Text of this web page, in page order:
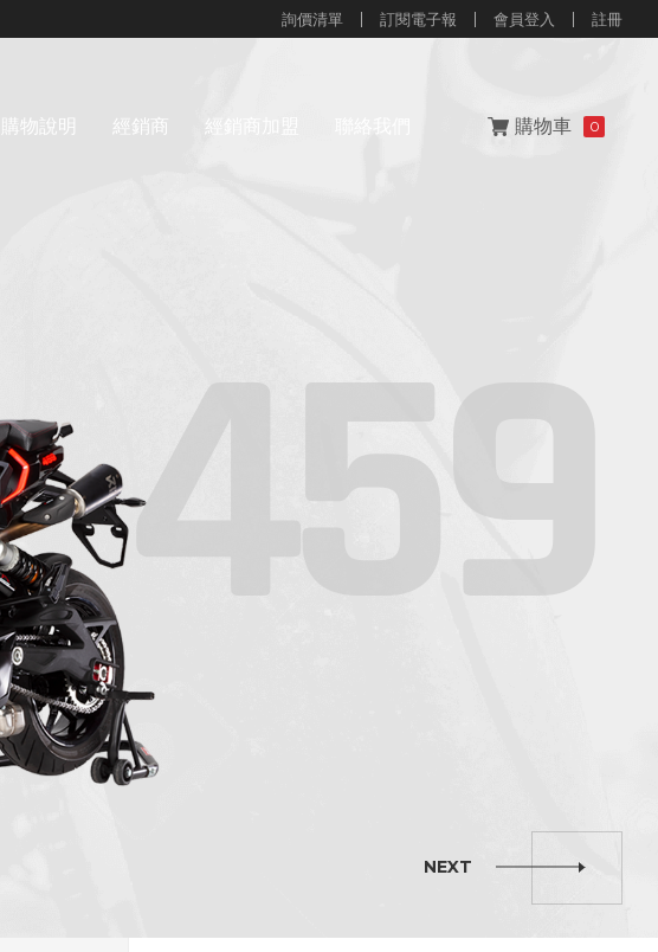
詢價清單 訂閱電子報 會員登入 註冊
購物說明 經銷商 經銷商加盟 購物車 0
NEXT
459